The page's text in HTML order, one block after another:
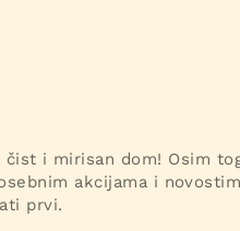
i mirisan dom! Osim
akcijama i
prvi.